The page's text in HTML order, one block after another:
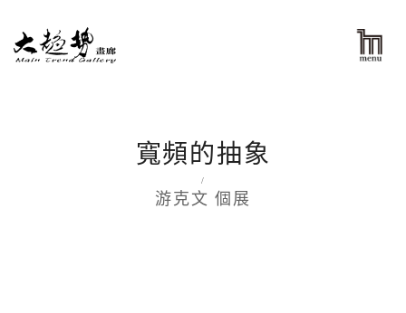
寬頻的抽象
/
游克文 個展